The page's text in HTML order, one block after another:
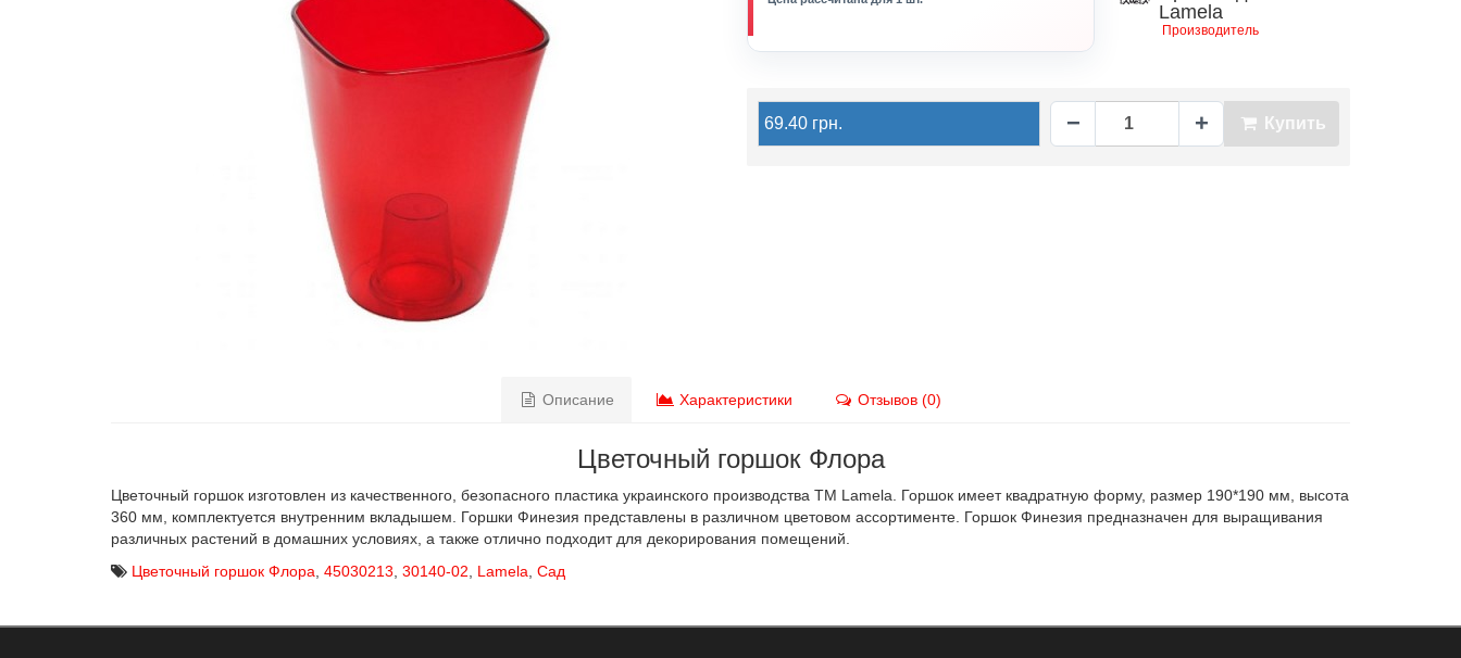
Lamela
Производитель
69.40 грн. Купить
− +
Описание Характеристики Отзывов (0)
Цветочный горшок Флора
Цветочный горшок изготовлен из качественного, безопасного пластика украинского производства ТМ Lamela. Горшок имеет квадратную форму, размер 190*190 мм, высота
360 мм, комплектуется внутренним вкладышем. Горшки Финезия представлены в различном цветовом ассортименте. Горшок Финезия предназначен для выращивания
различных растений в домашних условиях, а также отлично подходит для декорирования помещений.
Цветочный горшок Флора 45030213 30140-02 Lamela Сад